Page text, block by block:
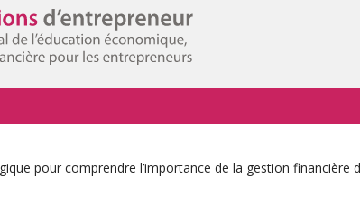
pour comprendre l’importance de la gestion financière